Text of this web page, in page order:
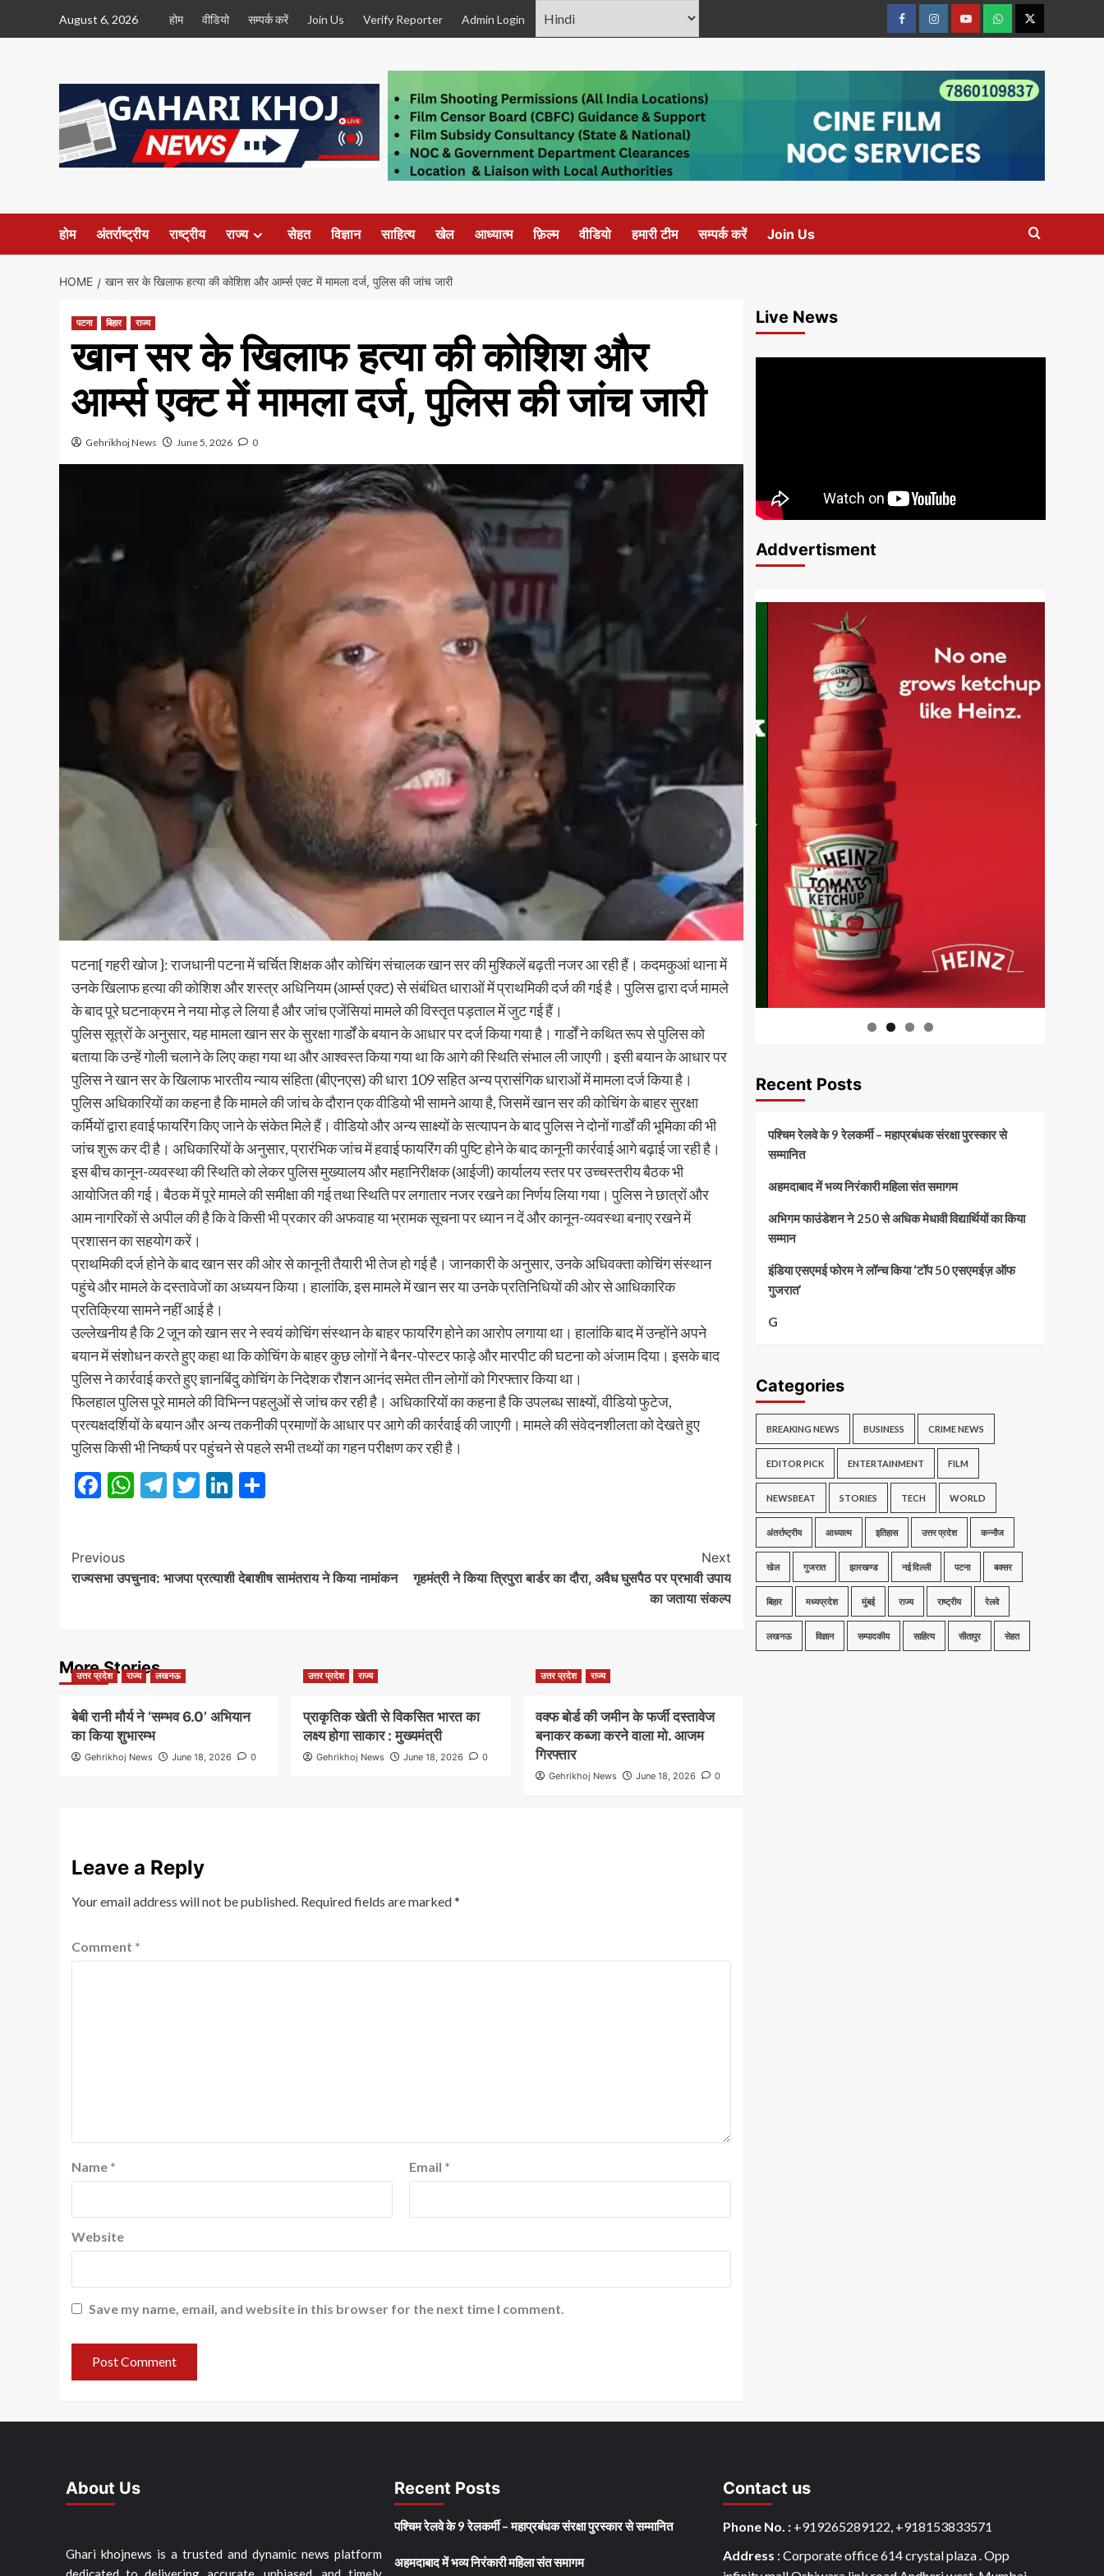
August 6, 2026 होम वीडियो सम्पर्क करें Join Us Verify Reporter Admin Login FacebookInstagramyoutubeWhatsTwitter
होम अंतर्राष्ट्रीय राष्ट्रीय राज्य सेहत विज्ञान साहित्य खेल आध्यात्म फ़िल्म वीडियो हमारी टीम सम्पर्क करें Join Us
HOME खान सर के खिलाफ हत्या की कोशिश और आर्म्स एक्ट में मामला दर्ज, पुलिस की जांच जारी
पटना बिहार राज्य
खान सर के खिलाफ हत्या की कोशिश और
आर्म्स एक्ट में मामला दर्ज, पुलिस की जांच जारी
Gehrikhoj News June 5, 2026 0
पटना{ गहरी खोज }: राजधानी पटना में चर्चित शिक्षक और कोचिंग संचालक खान सर की मुश्किलें बढ़ती नजर आ रही हैं। कदमकुआं थाना में
उनके खिलाफ हत्या की कोशिश और शस्त्र अधिनियम (आर्म्स एक्ट) से संबंधित धाराओं में प्राथमिकी दर्ज की गई है। पुलिस द्वारा दर्ज मामले
के बाद पूरे घटनाक्रम ने नया मोड़ ले लिया है और जांच एजेंसियां मामले की विस्तृत पड़ताल में जुट गई हैं।
पुलिस सूत्रों के अनुसार, यह मामला खान सर के सुरक्षा गार्डों के बयान के आधार पर दर्ज किया गया है। गार्डों ने कथित रूप से पुलिस को
बताया कि उन्हें गोली चलाने के लिए कहा गया था और आश्वस्त किया गया था कि आगे की स्थिति संभाल ली जाएगी। इसी बयान के आधार पर
पुलिस ने खान सर के खिलाफ भारतीय न्याय संहिता (बीएनएस) की धारा 109 सहित अन्य प्रासंगिक धाराओं में मामला दर्ज किया है।
पुलिस अधिकारियों का कहना है कि मामले की जांच के दौरान एक वीडियो भी सामने आया है, जिसमें खान सर की कोचिंग के बाहर सुरक्षा
कर्मियों द्वारा हवाई फायरिंग किए जाने के संकेत मिले हैं। वीडियो और अन्य साक्ष्यों के सत्यापन के बाद पुलिस ने दोनों गार्डों की भूमिका की भी
जांच शुरू कर दी है। अधिकारियों के अनुसार, प्रारंभिक जांच में हवाई फायरिंग की पुष्टि होने के बाद कानूनी कार्रवाई आगे बढ़ाई जा रही है।
इस बीच कानून-व्यवस्था की स्थिति को लेकर पुलिस मुख्यालय और महानिरीक्षक (आईजी) कार्यालय स्तर पर उच्चस्तरीय बैठक भी
आयोजित की गई। बैठक में पूरे मामले की समीक्षा की गई तथा स्थिति पर लगातार नजर रखने का निर्णय लिया गया। पुलिस ने छात्रों और
आम नागरिकों से अपील की है कि वे किसी भी प्रकार की अफवाह या भ्रामक सूचना पर ध्यान न दें और कानून-व्यवस्था बनाए रखने में
प्रशासन का सहयोग करें।
प्राथमिकी दर्ज होने के बाद खान सर की ओर से कानूनी तैयारी भी तेज हो गई है। जानकारी के अनुसार, उनके अधिवक्ता कोचिंग संस्थान
पहुंचे और मामले के दस्तावेजों का अध्ययन किया। हालांकि, इस मामले में खान सर या उनके प्रतिनिधियों की ओर से आधिकारिक
प्रतिक्रिया सामने नहीं आई है।
उल्लेखनीय है कि 2 जून को खान सर ने स्वयं कोचिंग संस्थान के बाहर फायरिंग होने का आरोप लगाया था। हालांकि बाद में उन्होंने अपने
बयान में संशोधन करते हुए कहा था कि कोचिंग के बाहर कुछ लोगों ने बैनर-पोस्टर फाड़े और मारपीट की घटना को अंजाम दिया। इसके बाद
पुलिस ने कार्रवाई करते हुए ज्ञानबिंदु कोचिंग के निदेशक रौशन आनंद समेत तीन लोगों को गिरफ्तार किया था।
फिलहाल पुलिस पूरे मामले की विभिन्न पहलुओं से जांच कर रही है। अधिकारियों का कहना है कि उपलब्ध साक्ष्यों, वीडियो फुटेज,
प्रत्यक्षदर्शियों के बयान और अन्य तकनीकी प्रमाणों के आधार पर आगे की कार्रवाई की जाएगी। मामले की संवेदनशीलता को देखते हुए
पुलिस किसी भी निष्कर्ष पर पहुंचने से पहले सभी तथ्यों का गहन परीक्षण कर रही है।
Facebook
WhatsApp
Telegram
TwitterLinkedIn
Post
Navigation
Previous
राज्यसभा उपचुनाव: भाजपा प्रत्याशी देबाशीष सामंतराय ने किया नामांकन
Next
गृहमंत्री ने किया त्रिपुरा बार्डर का दौरा, अवैध घुसपैठ पर प्रभावी उपाय
का जताया संकल्प
More Stories
उत्तर प्रदेश राज्य लखनऊ
बेबी रानी मौर्य ने ‘सम्भव 6.0’ अभियान
का किया शुभारम्भ
Gehrikhoj News June 18, 2026 0
उत्तर प्रदेश राज्य
प्राकृतिक खेती से विकसित भारत का
लक्ष्य होगा साकार : मुख्यमंत्री
Gehrikhoj News June 18, 2026 0
उत्तर प्रदेश राज्य
वक्फ बोर्ड की जमीन के फर्जी दस्तावेज
बनाकर कब्जा करने वाला मो. आजम
गिरफ्तार
Gehrikhoj News June 18, 2026 0
Leave a Reply
Your email address will not be published. Required fields are marked*
Comment *
Name * Email *
Website
Save my name, email, and website in this browser for the next time I comment.
Live News
Addvertisment
Recent Posts
पश्चिम रेलवे के 9 रेलकर्मी – महाप्रबंधक संरक्षा पुरस्कार से
सम्मानित
अहमदाबाद में भव्य निरंकारी महिला संत समागम
अभिगम फाउंडेशन ने 250 से अधिक मेधावी विद्यार्थियों का किया
सम्मान
इंडिया एसएमई फोरम ने लॉन्च किया ‘टॉप 50 एसएमईज़ ऑफ
गुजरात’
G
Categories
BREAKING NEWS BUSINESS CRIME NEWS
EDITOR PICK ENTERTAINMENT FILM
NEWSBEAT STORIES TECH WORLD
अंतर्राष्ट्रीय आध्यात्म इतिहास उत्तर प्रदेश कन्नौज
खेल गुजरात झारखण्ड नई दिल्ली पटना बक्सर
बिहार मध्यप्रदेश मुंबई राज्य राष्ट्रीय रेलवे
लखनऊ विज्ञान सम्पादकीय साहित्य सीतापुर सेहत
About Us
Ghari khojnews is a trusted and dynamic news platform
Recent Posts
पश्चिम रेलवे के 9 रेलकर्मी – महाप्रबंधक संरक्षा पुरस्कार से सम्मानित
अहमदाबाद में भव्य निरंकारी महिला संत समागम
Contact us
Phone No. : +919265289122, +918153833571
Address : Corporate office 614 crystal plaza . Opp